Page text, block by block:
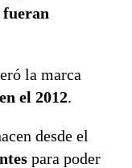
fueran
la marca
el 2012.
desde el
para poder